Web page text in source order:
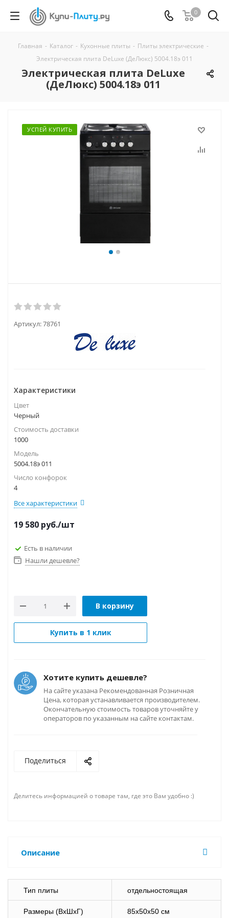
0
Главная - Каталог - Кухонные плиты - Плиты электрические -
Электрическая плита DeLuxe (ДеЛюкс) 5004.18э 011
Электрическая плита DeLuxe
(ДеЛюкс) 5004.18э 011
УСПЕЙ КУПИТЬ
Артикул:78761
Характеристики
Цвет
Черный
Стоимость доставки
1000
Модель
5004.18э 011
Число конфорок
4
Все характеристики
19 580 руб./шт
Есть в наличии
Нашли дешевле?
В корзину
Купить в 1 клик
Хотите купить дешевле?
На сайте указана Рекомендованная Розничная
Цена, которая устанавливается производителем.
Окончательную стоимость товаров уточняйте у
операторов по указанным на сайте контактам.
Поделиться
Делитесь информацией о товаре там, где это Вам удобно :)
Описание
Тип плиты отдельностоящая
Размеры (ВхШхГ) 85х50х50 см